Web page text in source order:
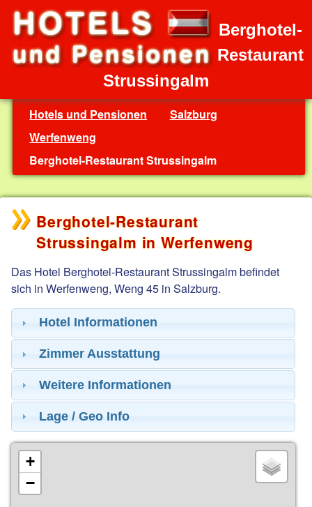
Berghotel-
Restaurant
Strussingalm
Hotels und Pensionen
Salzburg
Werfenweng
Berghotel-Restaurant Strussingalm
Berghotel-Restaurant
Strussingalm in Werfenweng
Das Hotel Berghotel-Restaurant Strussingalm befindet
sich in Werfenweng, Weng 45 in Salzburg.
Hotel Informationen
Zimmer Ausstattung
Weitere Informationen
Lage / Geo Info
+
−